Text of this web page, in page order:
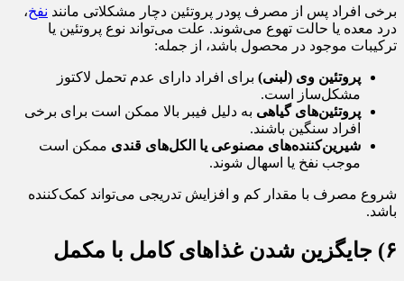
برخی افراد پس از مصرف پودر پروتئین دچار مشکلاتی مانند نفخ،
درد معده یا حالت تهوع می‌شوند. علت می‌تواند نوع پروتئین یا
ترکیبات موجود در محصول باشد، از جمله:
پروتئین وی (لبنی) برای افراد دارای عدم تحمل لاکتوز
مشکل‌ساز است.
پروتئین‌های گیاهی به دلیل فیبر بالا ممکن است برای برخی
افراد سنگین باشند.
شیرین‌کننده‌های مصنوعی یا الکل‌های قندی ممکن است
موجب نفخ یا اسهال شوند.
شروع مصرف با مقدار کم و افزایش تدریجی می‌تواند کمک‌کننده
باشد.
۶) جایگزین شدن غذاهای کامل با مکمل